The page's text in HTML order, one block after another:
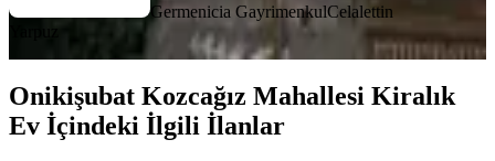
Germenicia GayrimenkulCelalettin
Yarpuz
Onikişubat Kozcağız Mahallesi Kiralık
Ev İçindeki İlgili İlanlar